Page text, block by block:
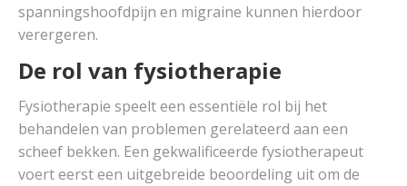
spanningshoofdpijn en migraine kunnen hierdoor
verergeren.
De rol van fysiotherapie
Fysiotherapie speelt een essentiële rol bij het
behandelen van problemen gerelateerd aan een
scheef bekken. Een gekwalificeerde fysiotherapeut
voert eerst een uitgebreide beoordeling uit om de